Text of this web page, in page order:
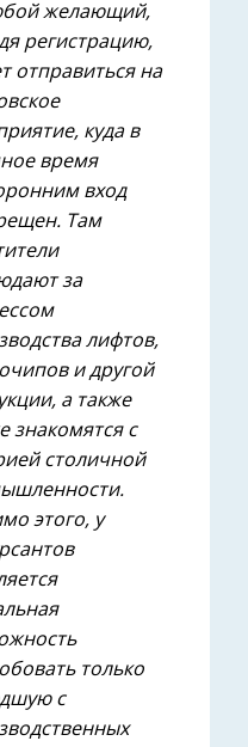
желающий,
регистрацию,
отправиться на
куда в
время
вход
Там
за
лифтов,
и другой
а также
знакомятся с
столичной
этого, у
только
с